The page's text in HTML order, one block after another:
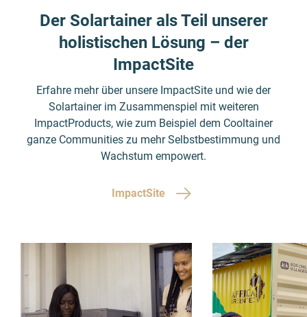
Der Solartainer als Teil unserer
holistischen Lösung – der
ImpactSite
Erfahre mehr über unsere ImpactSite und wie der
Solartainer im Zusammenspiel mit weiteren
ImpactProducts, wie zum Beispiel dem Cooltainer
ganze Communities zu mehr Selbstbestimmung und
Wachstum empowert.
ImpactSite